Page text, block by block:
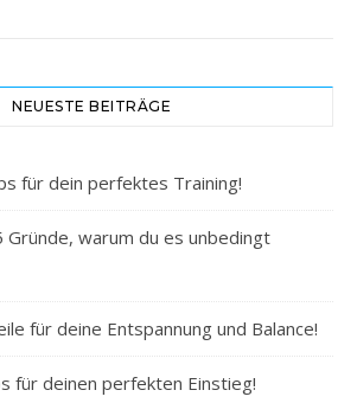
NEUESTE BEITRÄGE
für dein perfektes Training!
Gründe, warum du es unbedingt
für deine Entspannung und Balance!
für deinen perfekten Einstieg!